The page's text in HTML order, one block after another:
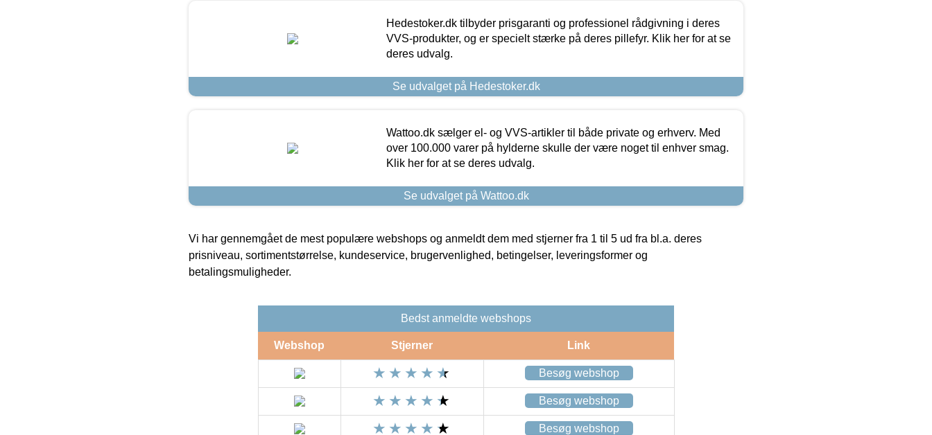
Hedestoker.dk tilbyder prisgaranti og professionel rådgivning i deres
VVS-produkter, og er specielt stærke på deres pillefyr. Klik her for at se
deres udvalg.
Se udvalget på Hedestoker.dk
Wattoo.dk sælger el- og VVS-artikler til både private og erhverv. Med
over 100.000 varer på hylderne skulle der være noget til enhver smag.
Klik her for at se deres udvalg.
Se udvalget på Wattoo.dk
Vi har gennemgået de mest populære webshops og anmeldt dem med stjerner fra 1 til 5 ud fra bl.a. deres
prisniveau, sortimentstørrelse, kundeservice, brugervenlighed, betingelser, leveringsformer og
betalingsmuligheder.
Bedst anmeldte webshops
Webshop Stjerner Link
Besøg webshop
Besøg webshop
Besøg webshop